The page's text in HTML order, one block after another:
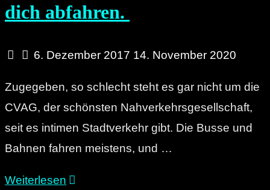
Eine
zum
dich abfahren.
6. Dezember 2017 14. November 2020
Zugegeben, so schlecht steht es gar nicht um die
CVAG, der schönsten Nahverkehrsgesellschaft,
seit es intimen Stadtverkehr gibt. Die Busse und
Bahnen fahren meistens, und …
Weiterlesen